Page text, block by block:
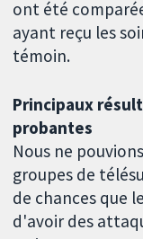
ont été
ayant reçu les
témoin.
Principaux
probantes
Nous ne
groupes de
de chances que
d'avoir des